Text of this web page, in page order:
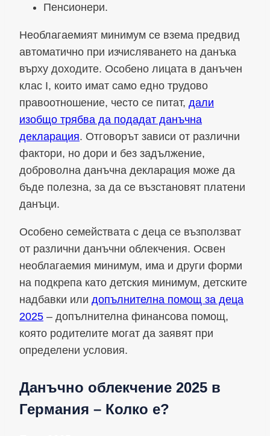
Пенсионери.
Необлагаемият минимум се взема предвид
автоматично при изчисляването на данъка
върху доходите. Особено лицата в данъчен
клас I, които имат само едно трудово
правоотношение, често се питат, дали
изобщо трябва да подадат данъчна
декларация. Отговорът зависи от различни
фактори, но дори и без задължение,
доброволна данъчна декларация може да
бъде полезна, за да се възстановят платени
данъци.
Особено семействата с деца се възползват
от различни данъчни облекчения. Освен
необлагаемия минимум, има и други форми
на подкрепа като детския минимум, детските
надбавки или допълнителна помощ за деца
2025 – допълнителна финансова помощ,
която родителите могат да заявят при
определени условия.
Данъчно облекчение 2025 в
Германия – Колко е?